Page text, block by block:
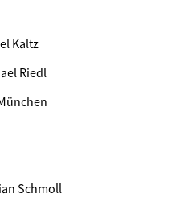
Kaltz
Riedl
Schmoll